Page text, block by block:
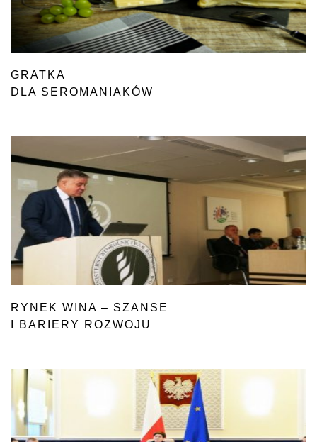
GRATKA
DLA SEROMANIAKÓW
RYNEK WINA – SZANSE
I BARIERY ROZWOJU